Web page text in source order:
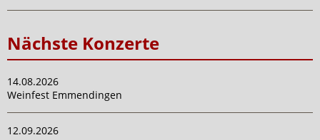
Nächste Konzerte
14.08.2026
Weinfest Emmendingen
12.09.2026